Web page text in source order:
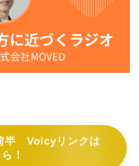
半 Voicyリンクは
！